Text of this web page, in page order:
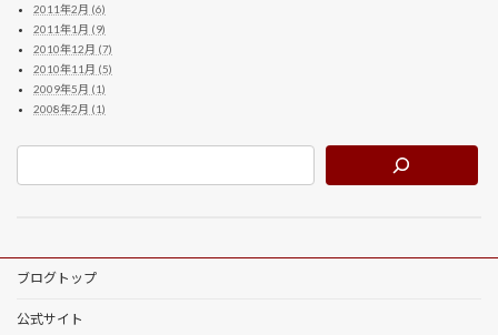
2011年2月 (6)
2011年1月 (9)
2010年12月 (7)
2010年11月 (5)
2009年5月 (1)
2008年2月 (1)
ブログトップ
公式サイト